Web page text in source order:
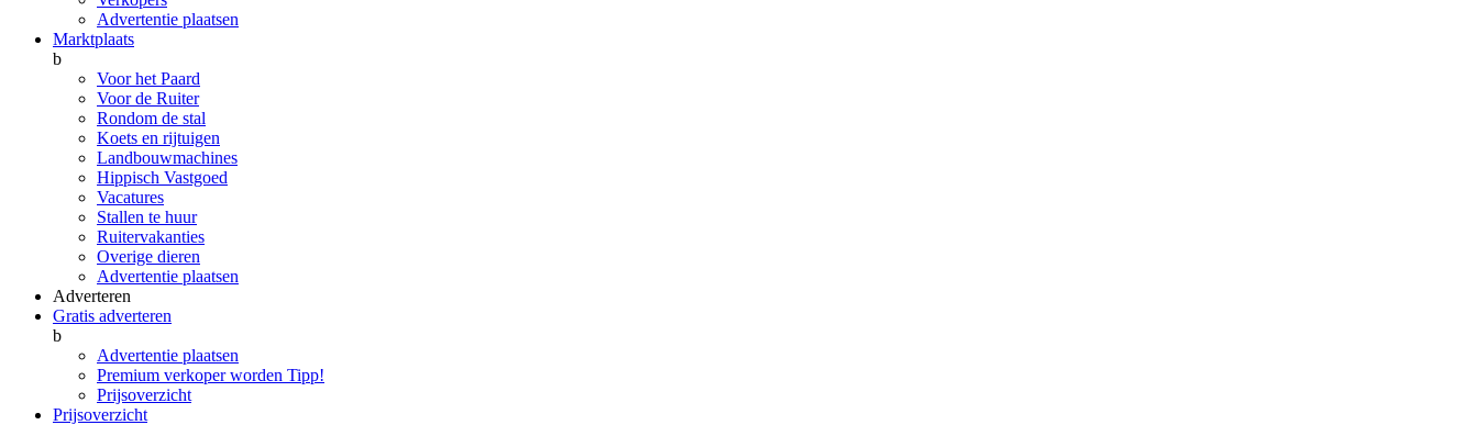
Advertentie plaatsen
Marktplaats
b
Voor het Paard
Voor de Ruiter
Rondom de stal
Koets en rijtuigen
Landbouwmachines
Hippisch Vastgoed
Vacatures
Stallen te huur
Ruitervakanties
Overige dieren
Advertentie plaatsen
Adverteren
Gratis adverteren
b
Advertentie plaatsen
Premium verkoper worden Tipp!
Prijsoverzicht
Prijsoverzicht